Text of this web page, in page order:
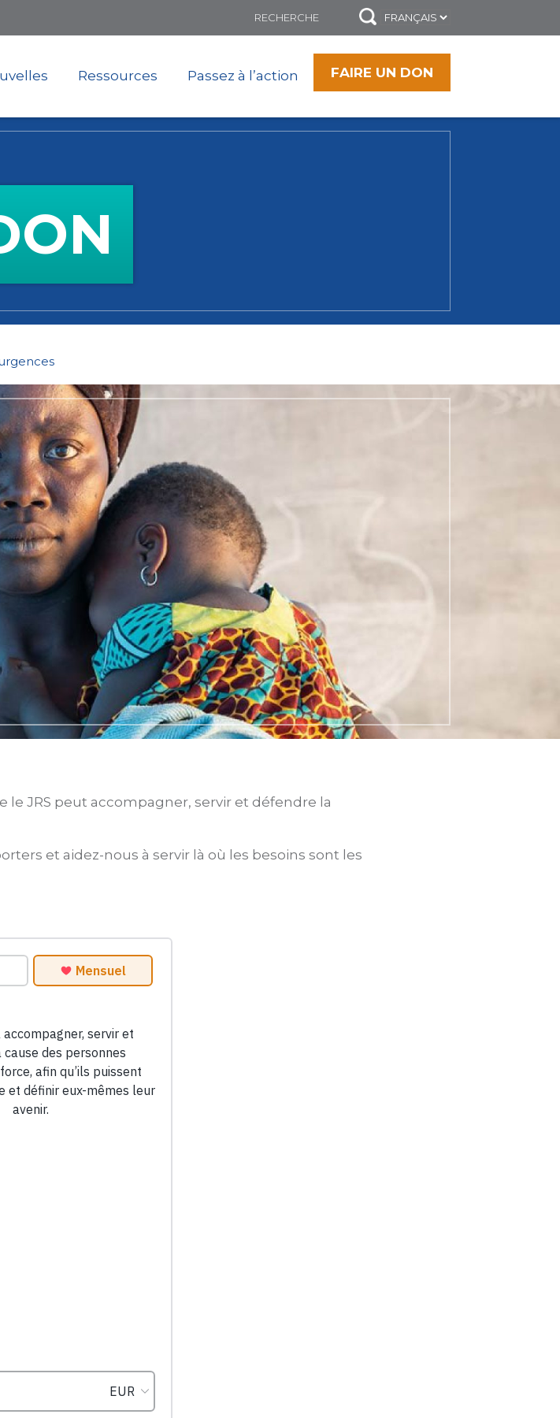
Ressources Passez à l’action FAIRE UN DON
le JRS peut accompagner, servir et défendre la
et aidez-nous à servir là où les besoins sont les